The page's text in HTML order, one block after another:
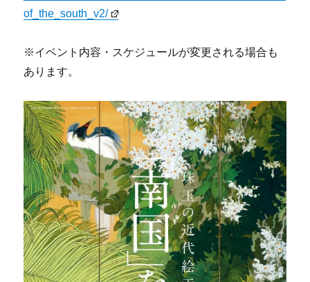
of_the_south_v2/
※イベント内容・スケジュールが変更される場合も
あります。